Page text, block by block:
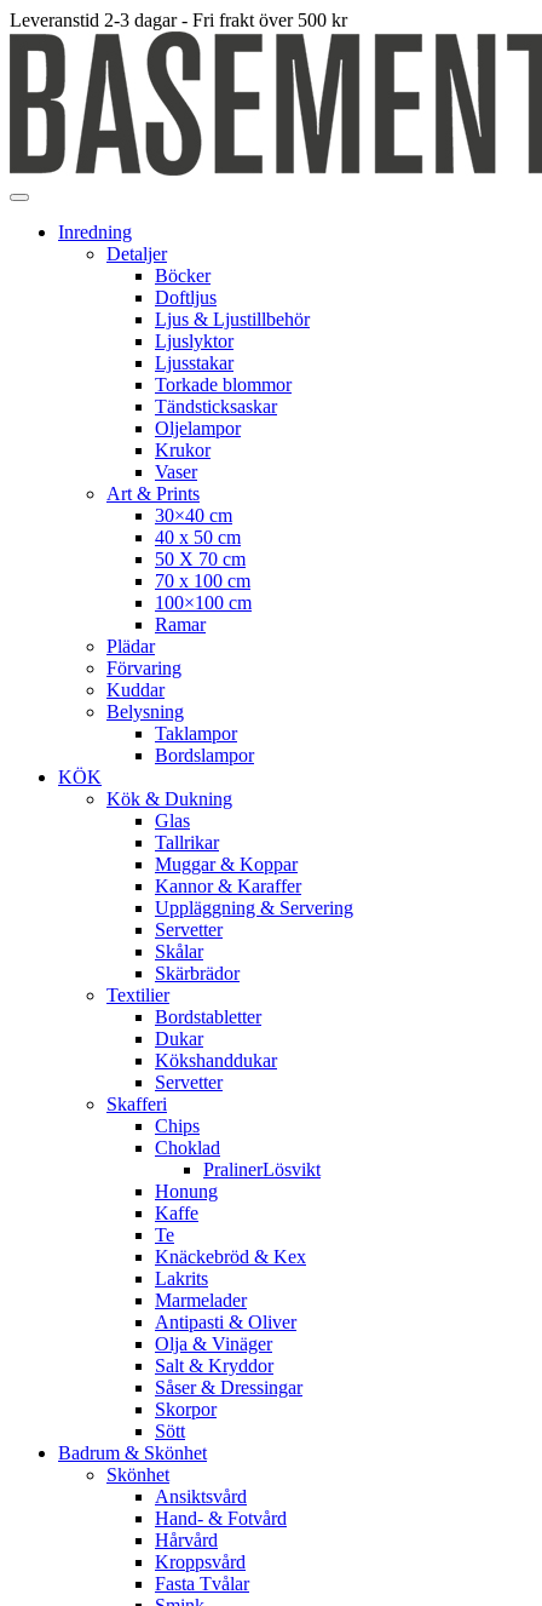
Leveranstid 2-3 dagar - Fri frakt över 500 kr
Inredning
Detaljer
Böcker
Doftljus
Ljus & Ljustillbehör
Ljuslyktor
Ljusstakar
Torkade blommor
Tändsticksaskar
Oljelampor
Krukor
Vaser
Art & Prints
30×40 cm
40 x 50 cm
50 X 70 cm
70 x 100 cm
100×100 cm
Ramar
Plädar
Förvaring
Kuddar
Belysning
Taklampor
Bordslampor
KÖK
Kök & Dukning
Glas
Tallrikar
Muggar & Koppar
Kannor & Karaffer
Uppläggning & Servering
Servetter
Skålar
Skärbrädor
Textilier
Bordstabletter
Dukar
Kökshanddukar
Servetter
Skafferi
Chips
Choklad
PralinerLösvikt
Honung
Kaffe
Te
Knäckebröd & Kex
Lakrits
Marmelader
Antipasti & Oliver
Olja & Vinäger
Salt & Kryddor
Såser & Dressingar
Skorpor
Sött
Badrum & Skönhet
Skönhet
Ansiktsvård
Hand- & Fotvård
Hårvård
Kroppsvård
Fasta Tvålar